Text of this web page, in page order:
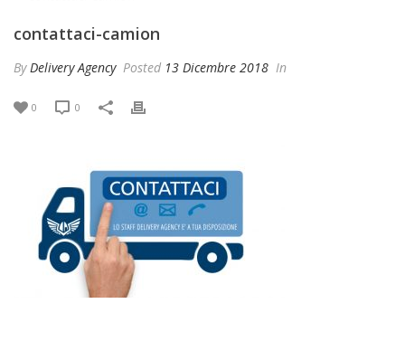
contattaci-camion
By Delivery Agency Posted 13 Dicembre 2018 In
0 0